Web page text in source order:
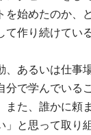
を始めたのか、
て作り続けてい
、あるいは仕事
分で学んでいる
また、誰かに頼
」と思って取り